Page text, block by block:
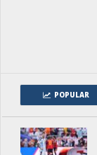
POPULAR